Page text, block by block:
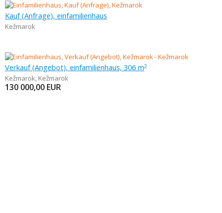
Kauf (Anfrage), einfamilienhaus
Kežmarok
Verkauf (Angebot), einfamilienhaus, 306 m2
Kežmarok, Kežmarok
130 000,00 EUR